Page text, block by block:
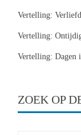
Vertelling:
Vertelling:
Vertelling: Dagen
ZOEK OP